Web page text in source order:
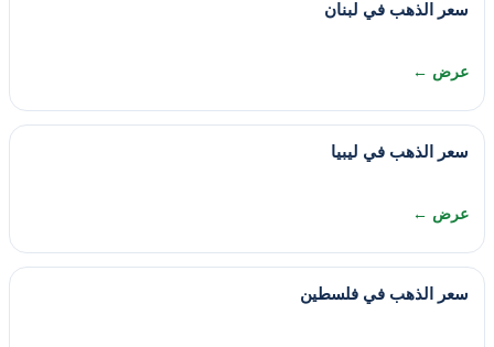
سعر الذهب في لبنان
عرض ←
سعر الذهب في ليبيا
عرض ←
سعر الذهب في فلسطين